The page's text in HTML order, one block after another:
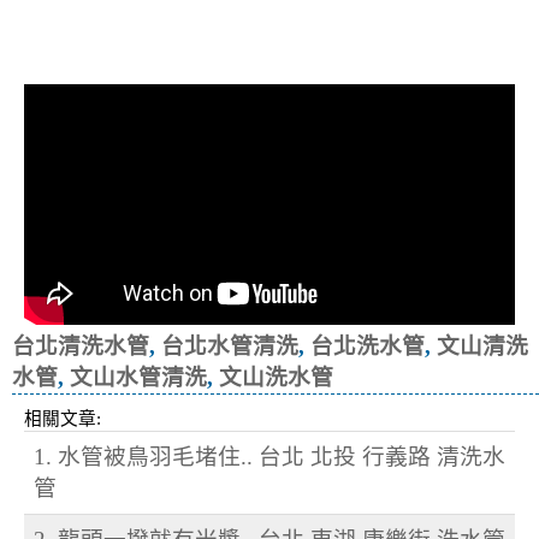
台北清洗水管, 台北水管清洗, 台北洗水管, 文山清洗
水管, 文山水管清洗, 文山洗水管
相關文章:
1. 水管被鳥羽毛堵住.. 台北 北投 行義路 清洗水
管